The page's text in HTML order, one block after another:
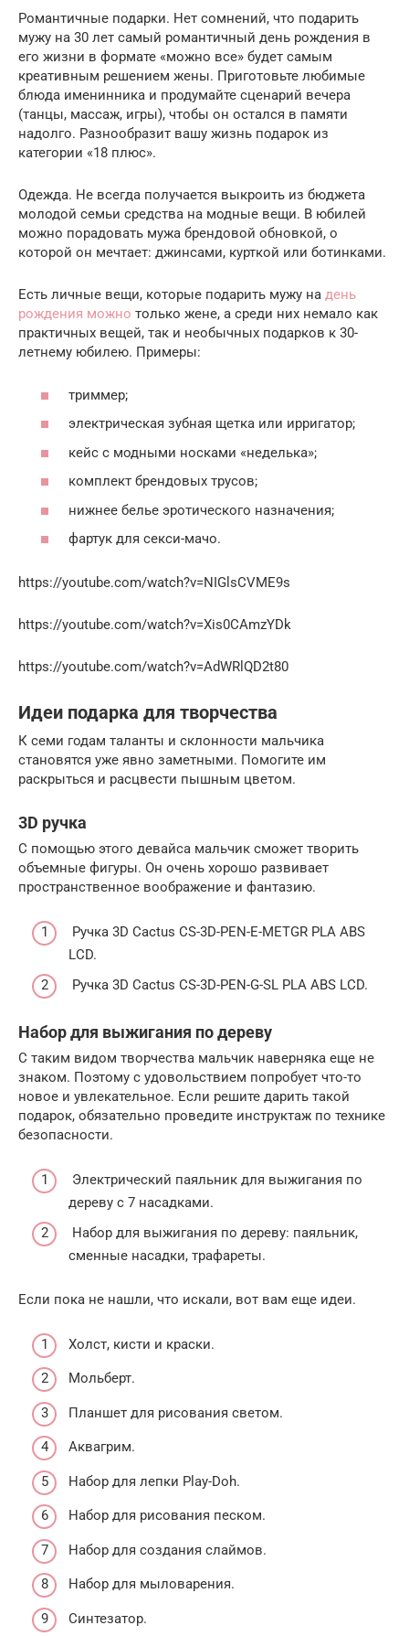
Романтичные подарки. Нет сомнений, что подарить
мужу на 30 лет самый романтичный день рождения в
его жизни в формате «можно все» будет самым
креативным решением жены. Приготовьте любимые
блюда именинника и продумайте сценарий вечера
(танцы, массаж, игры), чтобы он остался в памяти
надолго. Разнообразит вашу жизнь подарок из
категории «18 плюс».
Одежда. Не всегда получается выкроить из бюджета
молодой семьи средства на модные вещи. В юбилей
можно порадовать мужа брендовой обновкой, о
которой он мечтает: джинсами, курткой или ботинками.
Есть личные вещи, которые подарить мужу на день
рождения можно только жене, а среди них немало как
практичных вещей, так и необычных подарков к 30-
летнему юбилею. Примеры:
триммер;
электрическая зубная щетка или ирригатор;
кейс с модными носками «неделька»;
комплект брендовых трусов;
нижнее белье эротического назначения;
фартук для секси-мачо.
https://youtube.com/watch?v=NIGlsCVME9s
https://youtube.com/watch?v=Xis0CAmzYDk
https://youtube.com/watch?v=AdWRlQD2t80
Идеи подарка для творчества
К семи годам таланты и склонности мальчика
становятся уже явно заметными. Помогите им
раскрыться и расцвести пышным цветом.
3D ручка
С помощью этого девайса мальчик сможет творить
объемные фигуры. Он очень хорошо развивает
пространственное воображение и фантазию.
Ручка 3D Cactus CS-3D-PEN-E-METGR PLA ABS
LCD.
Ручка 3D Cactus CS-3D-PEN-G-SL PLA ABS LCD.
Набор для выжигания по дереву
С таким видом творчества мальчик наверняка еще не
знаком. Поэтому с удовольствием попробует что-то
новое и увлекательное. Если решите дарить такой
подарок, обязательно проведите инструктаж по технике
безопасности.
Электрический паяльник для выжигания по
дереву с 7 насадками.
Набор для выжигания по дереву: паяльник,
сменные насадки, трафареты.
Если пока не нашли, что искали, вот вам еще идеи.
Холст, кисти и краски.
Мольберт.
Планшет для рисования светом.
Аквагрим.
Набор для лепки Play-Doh.
Набор для рисования песком.
Набор для создания слаймов.
Набор для мыловарения.
Синтезатор.